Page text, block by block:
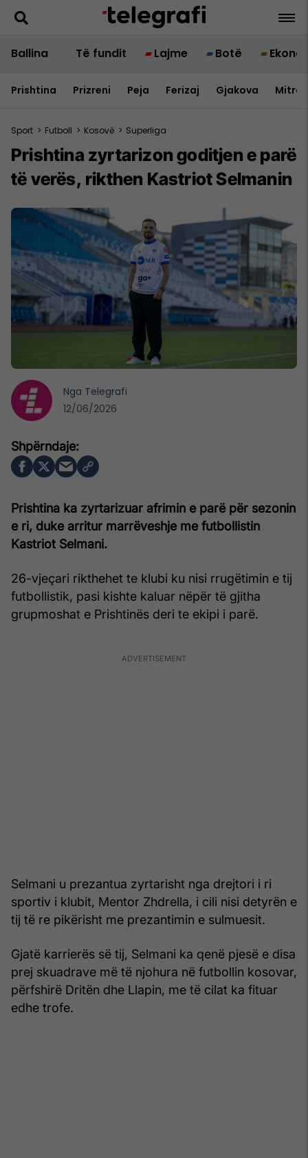
Ballina Të fundit Lajme Botë
Prishtina Prizreni Peja Ferizaj Gjakova
Sport > Futboll > Kosovë > Superliga
Prishtina zyrtarizon goditjen e parë
të verës, rikthen Kastriot Selmanin
Prishtina ka zyrtarizuar afrimin e parë për sezonin
e ri, duke arritur marrëveshje me futbollistin
Kastriot Selmani.
26-vjeçari rikthehet te klubi ku nisi rrugëtimin e tij
futbollistik, pasi kishte kaluar nëpër të gjitha
grupmoshat e Prishtinës deri te ekipi i parë.
Selmani u prezantua zyrtarisht nga drejtori i ri
sportiv i klubit, Mentor Zhdrella, i cili nisi detyrën e
tij të re pikërisht me prezantimin e sulmuesit.
Gjatë karrierës së tij, Selmani ka qenë pjesë e disa
prej skuadrave më të njohura në futbollin kosovar,
përfshirë Dritën dhe Llapin, me të cilat ka fituar
edhe trofe.
Nga Telegrafi
12/06/2026